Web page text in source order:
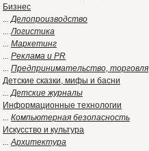
Бизнес
...Делопроизводство
...Логистика
... Маркетинг
... Реклама и PR
... Предпринимательство, торговля
Детские сказки, мифы и басни
...Детские журналы
Информационные технологии
... Компьютерная безопасность
Искусство и культура
...Архитектура